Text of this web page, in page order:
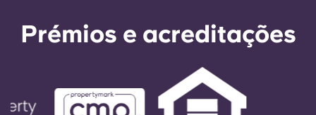
Prémios e acreditações